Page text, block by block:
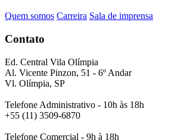
Quem somos Carreira Sala de imprensa
Contato
Ed. Central Vila Olímpia
Al. Vicente Pinzon, 51 - 6º Andar
Vl. Olímpia, SP
Telefone Administrativo - 10h às 18h
+55 (11) 3509-6870
Telefone Comercial - 9h à 18h